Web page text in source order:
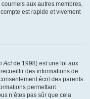
aux autres membres,
est rapide et vivement
Actde 1998) est une loi aux
des informations de
écrit des parents
permettant
n’êtes pas sûr que cela